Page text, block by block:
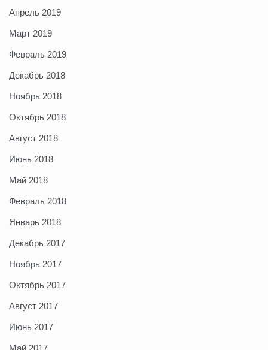
Апрель 2019
Март 2019
Февраль 2019
Декабрь 2018
Ноябрь 2018
Октябрь 2018
Август 2018
Июнь 2018
Май 2018
Февраль 2018
Январь 2018
Декабрь 2017
Ноябрь 2017
Октябрь 2017
Август 2017
Июнь 2017
Май 2017